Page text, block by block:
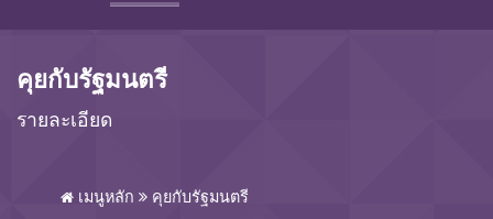
คุยกับรัฐมนตรี
รายละเอียด
เมนูหลัก คุยกับรัฐมนตรี